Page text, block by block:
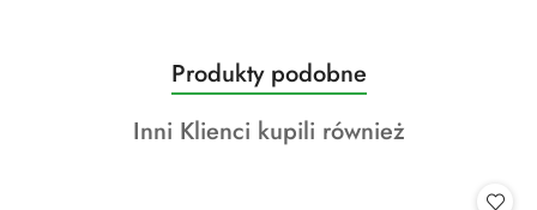
Pomiń karuzelę produktów
Produkty
o
statusie:
Produkty podobne
Produkty
Inni Klienci kupili również